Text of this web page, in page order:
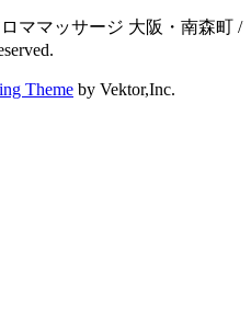
ママッサージ 大阪・南森町 /
Theme by Vektor,Inc.